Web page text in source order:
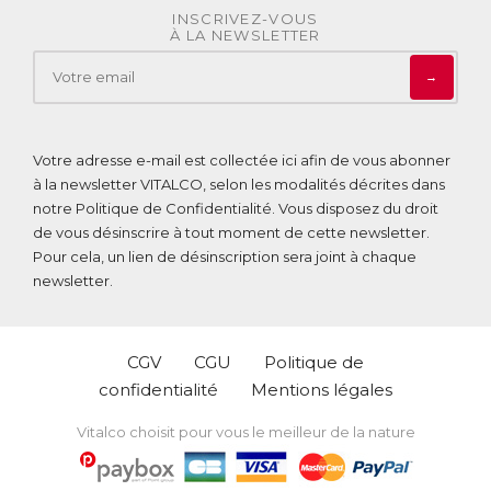
INSCRIVEZ-VOUS
À LA NEWSLETTER
→
Votre adresse e-mail est collectée ici afin de vous abonner
à la newsletter VITALCO, selon les modalités décrites dans
notre Politique de Confidentialité. Vous disposez du droit
de vous désinscrire à tout moment de cette newsletter.
Pour cela, un lien de désinscription sera joint à chaque
newsletter.
CGV CGU
Politique de
confidentialité
Mentions légales
Vitalco choisit pour vous le meilleur de la nature